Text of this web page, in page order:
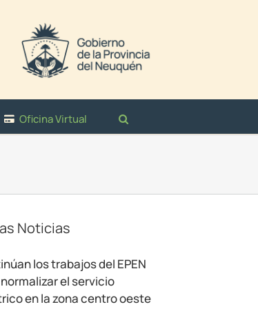
Oficina Virtual
Noticias
los trabajos del EPEN
el servicio
en la zona centro oeste